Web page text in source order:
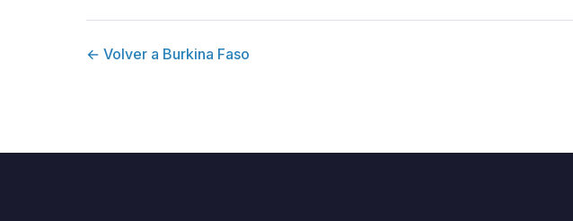
← Volver a Burkina Faso